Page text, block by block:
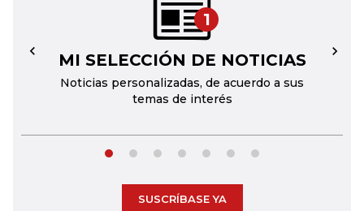
1
MI SELECCIÓN DE NOTICIAS
Noticias personalizadas, de acuerdo a sus
temas de interés
← →
SUSCRÍBASE YA